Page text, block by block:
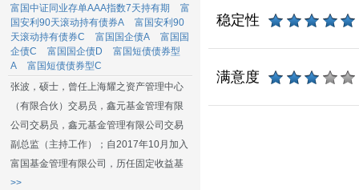
富国中证同业存单AAA指数7天持有期
富
国安利90天滚动持有债券A
富国安利90
天滚动持有债券C
富国国企债A
富国国
企债C
富国国企债D
富国短债债券型
A
富国短债债券型C
张波，硕士，曾任上海耀之资产管理中心
（有限合伙）交易员，鑫元基金管理有限
公司交易员，鑫元基金管理有限公司交易
副总监（主持工作）；自2017年10月加入
富国基金管理有限公司，历任固定收益基
>>
稳定性
满意度